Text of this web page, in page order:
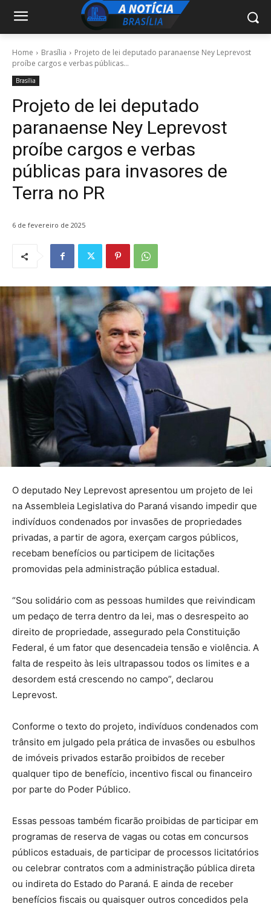
Home Brasília
Projeto de lei deputado paranaense Ney Leprevost
proíbe cargos e verbas públicas...
Brasília
Projeto de lei deputado
paranaense Ney Leprevost
proíbe cargos e verbas
públicas para invasores de
Terra no PR
6 de fevereiro de 2025
O deputado Ney Leprevost apresentou um projeto de lei
na Assembleia Legislativa do Paraná visando impedir que
indivíduos condenados por invasões de propriedades
privadas, a partir de agora, exerçam cargos públicos,
recebam benefícios ou participem de licitações
promovidas pela administração pública estadual.
“Sou solidário com as pessoas humildes que reivindicam
um pedaço de terra dentro da lei, mas o desrespeito ao
direito de propriedade, assegurado pela Constituição
Federal, é um fator que desencadeia tensão e violência. A
falta de respeito às leis ultrapassou todos os limites e a
desordem está crescendo no campo”, declarou
Leprevost.
Conforme o texto do projeto, indivíduos condenados com
trânsito em julgado pela prática de invasões ou esbulhos
de imóveis privados estarão proibidos de receber
qualquer tipo de benefício, incentivo fiscal ou financeiro
por parte do Poder Público.
Essas pessoas também ficarão proibidas de participar em
programas de reserva de vagas ou cotas em concursos
públicos estaduais, de participar de processos licitatórios
ou celebrar contratos com a administração pública direta
ou indireta do Estado do Paraná. E ainda de receber
benefícios fiscais ou quaisquer outros concedidos pela